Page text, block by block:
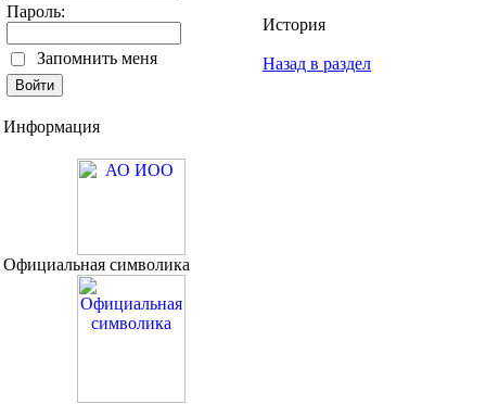
Пароль:
Запомнить меня
Информация
Официальная символика
История
Назад в раздел